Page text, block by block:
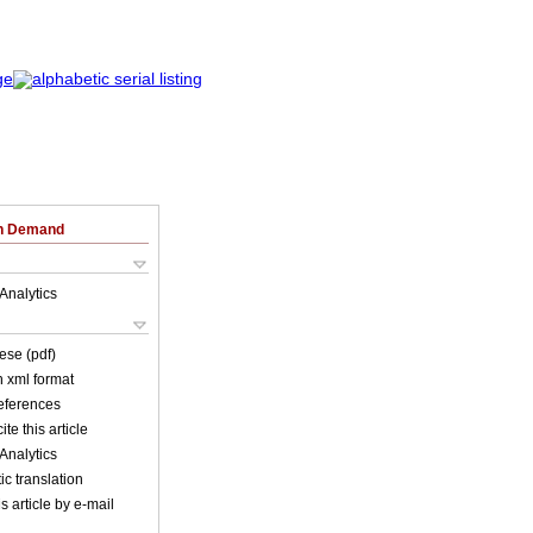
Demand
(pdf)
xml format
this article
translation
article by e-mail